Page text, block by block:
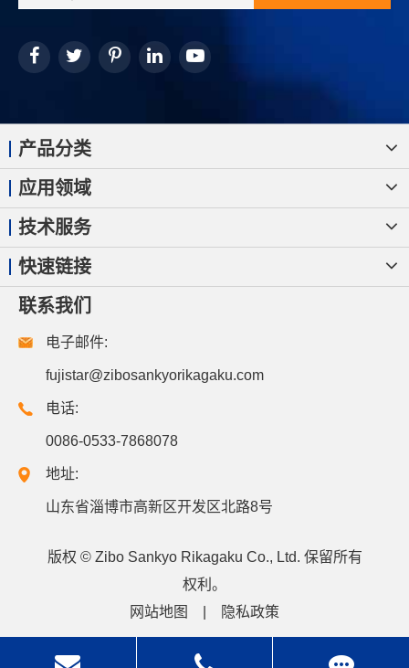
产品分类
应用领域
技术服务
快速链接
联系我们
电子邮件:
fujistar@zibosankyorikagaku.com
电话:
0086-0533-7868078
地址:
山东省淄博市高新区开发区北路8号
版权 © Zibo Sankyo Rikagaku Co., Ltd. 保留所有
权利。
网站地图
隐私政策